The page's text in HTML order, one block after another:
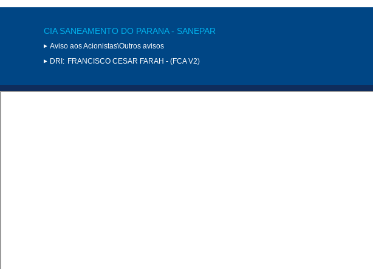
CIA SANEAMENTO DO PARANA - SANEPAR
Aviso aos Acionistas\Outros avisos
DRI: FRANCISCO CESAR FARAH - (FCA V2)